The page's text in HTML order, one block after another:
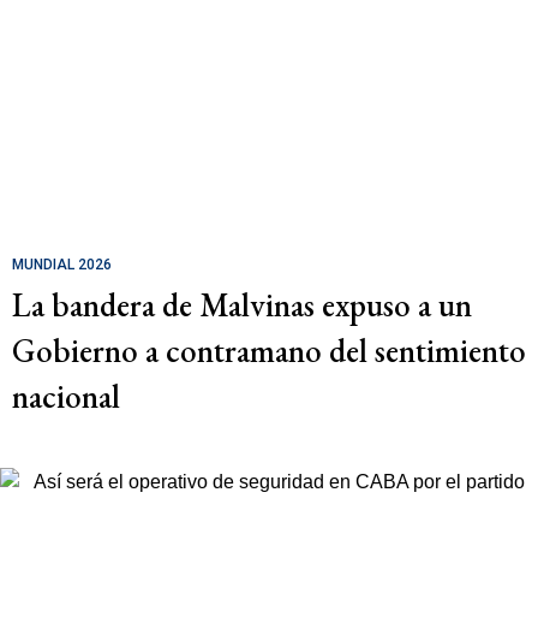
MUNDIAL 2026
La bandera de Malvinas expuso a un
Gobierno a contramano del sentimiento
nacional